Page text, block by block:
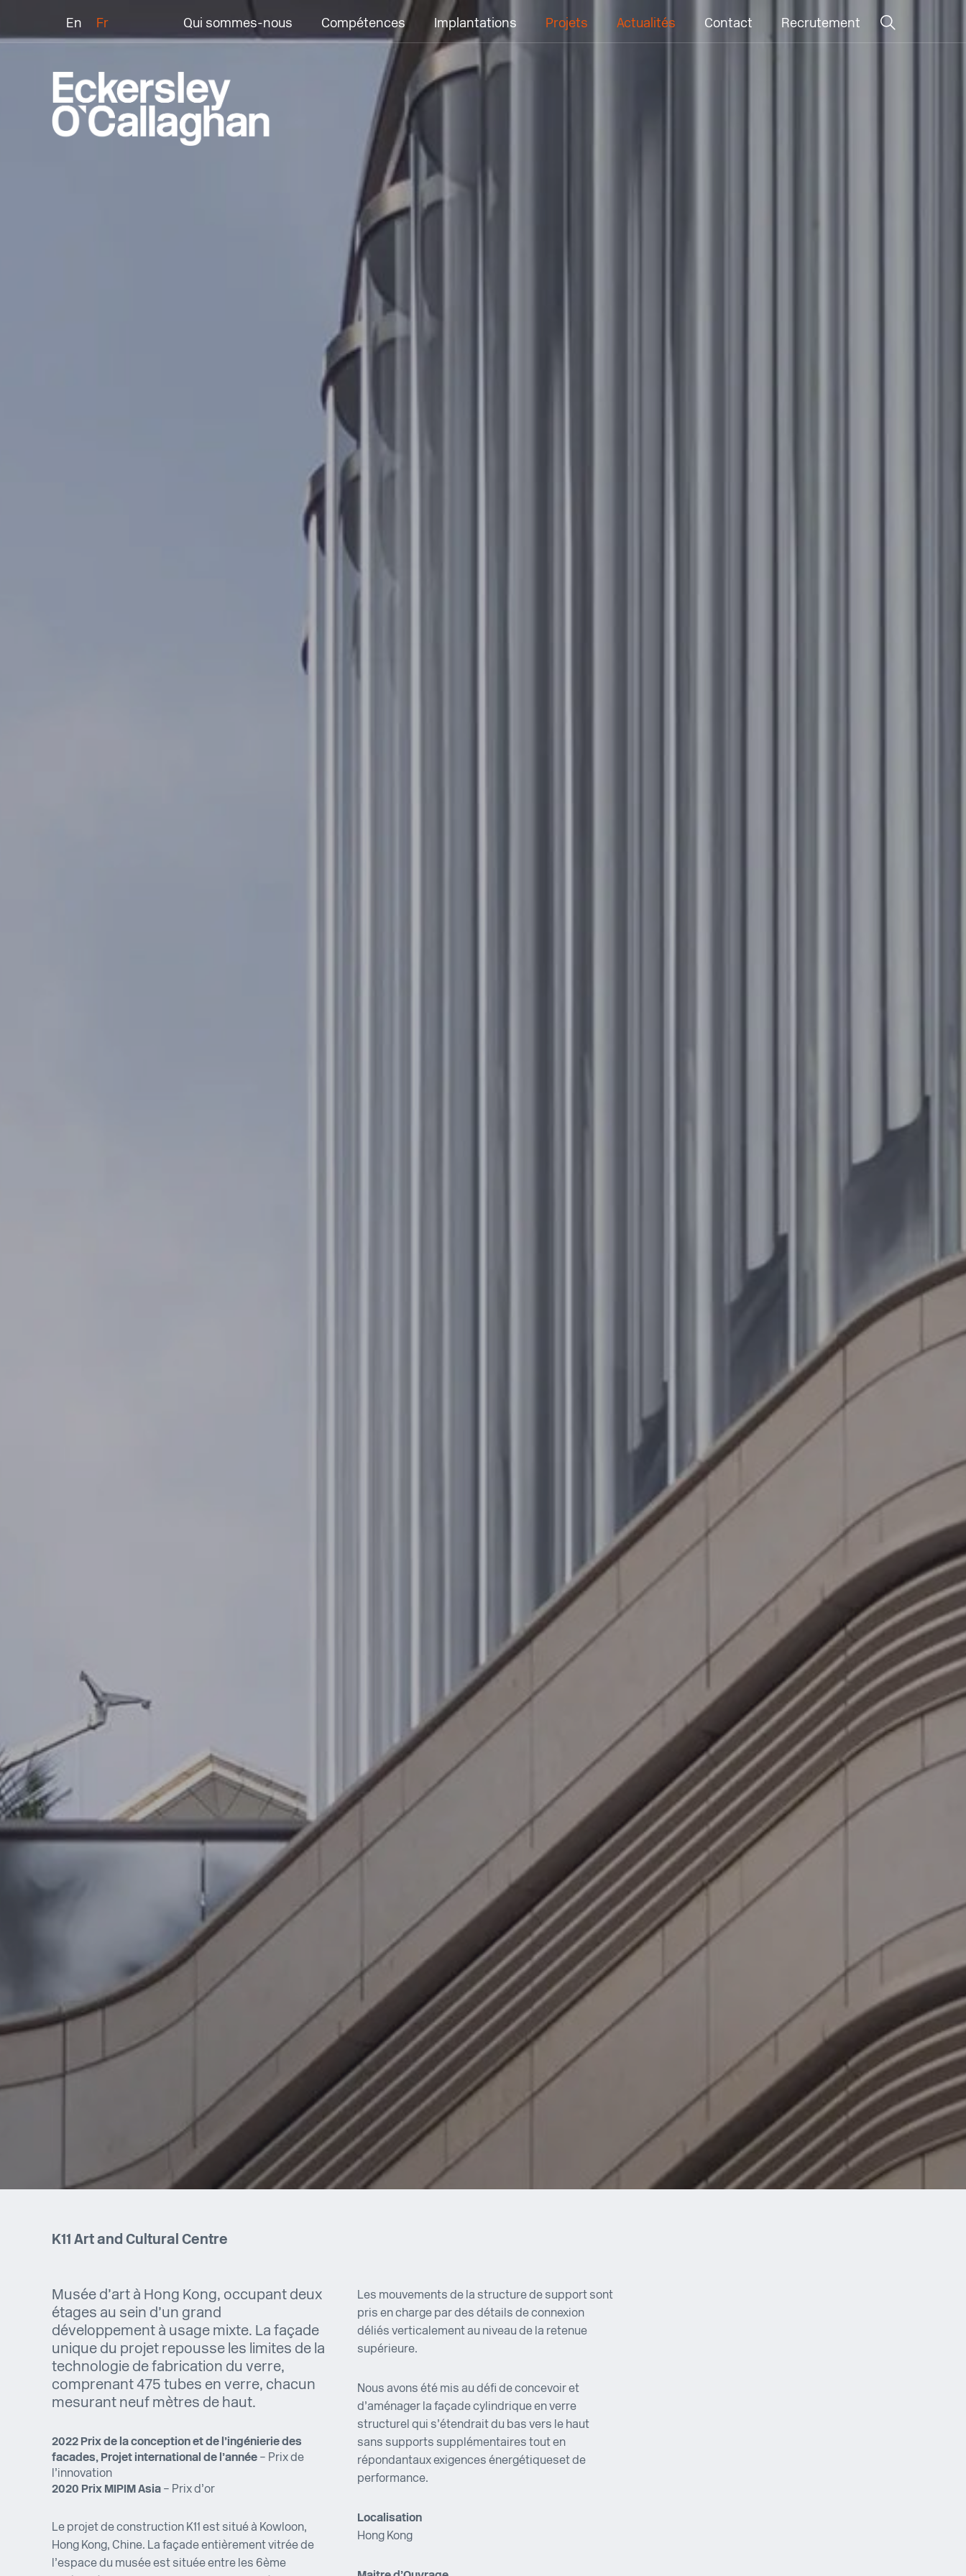
Qui sommes-nous Compétences Implantations Projets Actualités Contact Recrutement
En Fr
K11 Art and Cultural Centre
Musée d’art à Hong Kong, occupant deux
étages au sein d’un grand
développement à usage mixte. La façade
unique du projet repousse les limites de la
technologie de fabrication du verre,
comprenant 475 tubes en verre, chacun
mesurant neuf mètres de haut.
2022 Prix de la conception et de l’ingénierie des
facades, Projet international de l’année – Prix de
l’innovation
2020 Prix MIPIM Asia – Prix d’or
Le projet de construction K11 est situé à Kowloon,
Hong Kong, Chine. La façade entièrement vitrée de
l’espace du musée est située entre les 6ème
Les mouvements de la structure de support sont
pris en charge par des détails de connexion
déliés verticalement au niveau de la retenue
supérieure.
Nous avons été mis au défi de concevoir et
d’aménager la façade cylindrique en verre
structurel qui s’étendrait du bas vers le haut
sans supports supplémentaires tout en
répondant aux exigences énergétiques et de
performance.
Localisation
Hong Kong